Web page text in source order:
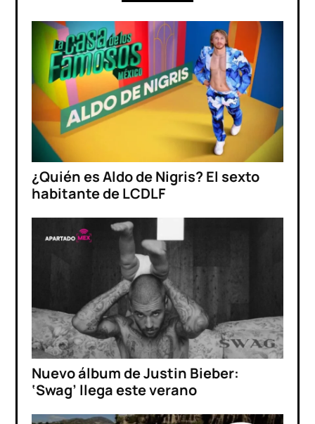
¿Quién es Aldo de Nigris? El sexto
habitante de LCDLF
Nuevo álbum de Justin Bieber:
‘Swag’ llega este verano